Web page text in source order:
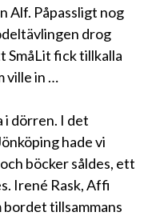
Alf. Påpassligt nog
drog
SmåLit fick tillkalla
ville in …
i dörren. I det
hade vi
böcker såldes, ett
Irené Rask, Affi
bordet tillsammans